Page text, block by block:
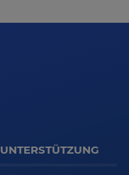
UNTERSTÜTZUNG